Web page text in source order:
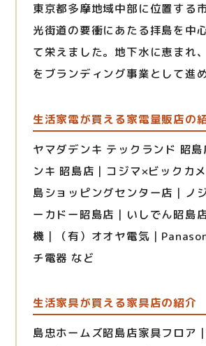
東京都多摩地域中部に位置する
光街道の要衝にあたる拝島を中
て栄えました。地下水に恵まれ
をブランディング事業として進
生活家電が買える家電量販店の
ヤマダデンキ テックランド 昭
ンキ 昭島店｜コジマ×ビックカ
島ショッピングセンター店｜ノ
ーカドー昭島店｜いしでん昭島
機｜（有）オオヤ電気｜
チ電器 など
生活家具が買える家具店の紹介
島忠ホームズ昭島店家具フロア